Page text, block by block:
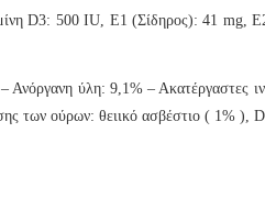
D3: 500 IU, E1 (Σίδηρος): 41
ύλη: 9,1% –
των ούρων: θειικό ασβέστιο ( 1% ),